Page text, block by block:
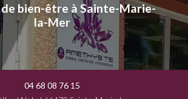
bien-être à Sainte-Marie-
la-Mer
04 68 08 76 15